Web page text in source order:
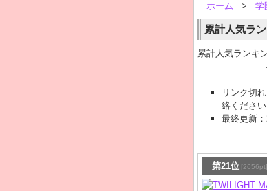
ホーム > 学
累計人気ラ
累計人気ランキ
リンク切
絡ください
最終更新
第21位 [2656pt]